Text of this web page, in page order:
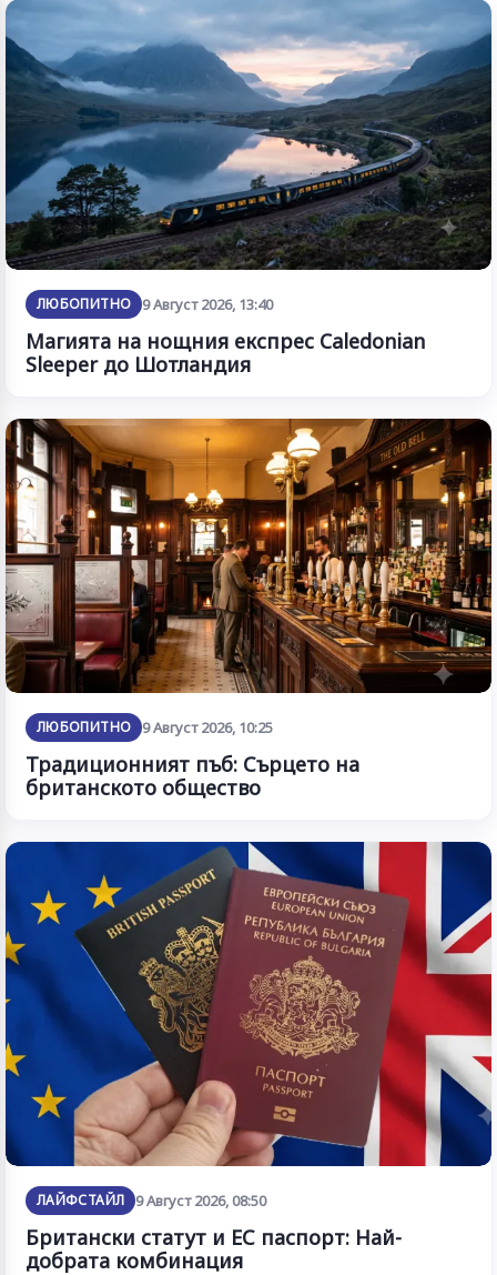
ЛЮБОПИТНО 9 Август 2026, 13:40
Магията на нощния експрес Caledonian
Sleeper до Шотландия
ЛЮБОПИТНО 9 Август 2026, 10:25
Традиционният пъб: Сърцето на
британското общество
ЛАЙФСТАЙЛ 9 Август 2026, 08:50
Британски статут и ЕС паспорт: Най-
добрата комбинация